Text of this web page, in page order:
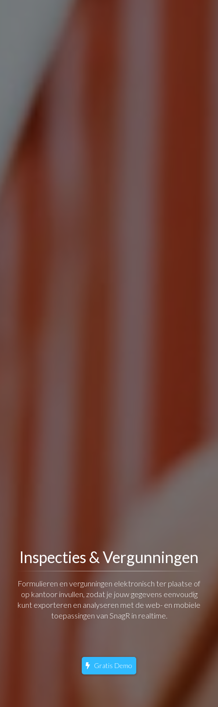
Inspecties & Vergunningen
Formulieren en vergunningen elektronisch ter plaatse of
op kantoor invullen, zodat je jouw gegevens eenvoudig
kunt exporteren en analyseren met de web- en mobiele
toepassingen van SnagR in realtime.
Gratis Demo